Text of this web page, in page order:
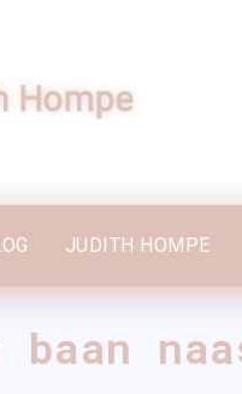
Hompe
JUDITH HOMPE